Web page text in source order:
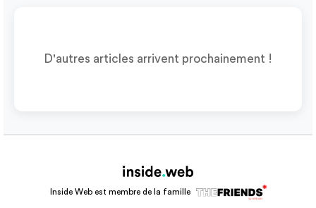
D'autres articles arrivent prochainement !
Inside Web est membre de la famille